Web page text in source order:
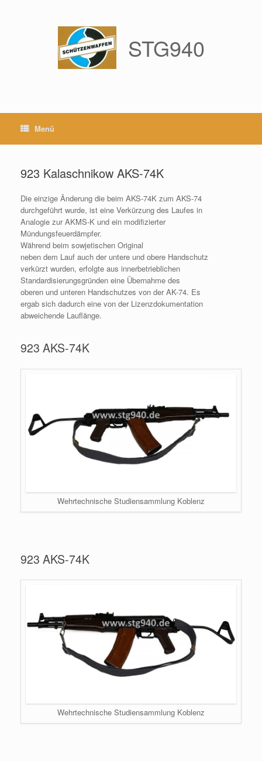
STG940
Menü
923 Kalaschnikow AKS-74K
Die einzige Änderung die beim AKS-74K zum AKS-74
durchgeführt wurde, ist eine Verkürzung des Laufes in
Analogie zur AKMS-K und ein modifizierter
Mündungsfeuerdämpfer.
Während beim sowjetischen Original
neben dem Lauf auch der untere und obere Handschutz
verkürzt wurden, erfolgte aus innerbetrieblichen
Standardisierungsgründen eine Übernahme des
oberen und unteren Handschutzes von der AK-74. Es
ergab sich dadurch eine von der Lizenzdokumentation
abweichende Lauflänge.
923 AKS-74K
Wehrtechnische Studiensammlung Koblenz
923 AKS-74K
Wehrtechnische Studiensammlung Koblenz